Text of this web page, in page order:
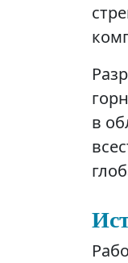
в